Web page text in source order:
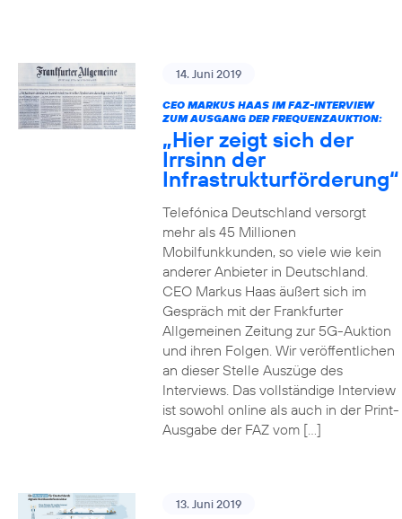
14. Juni 2019
CEO MARKUS HAAS IM FAZ-INTERVIEW
ZUM AUSGANG DER FREQUENZAUKTION:
„Hier zeigt sich der
Irrsinn der
Infrastrukturförderung“
Telefónica Deutschland versorgt
mehr als 45 Millionen
Mobilfunkkunden, so viele wie kein
anderer Anbieter in Deutschland.
CEO Markus Haas äußert sich im
Gespräch mit der Frankfurter
Allgemeinen Zeitung zur 5G-Auktion
und ihren Folgen. Wir veröffentlichen
an dieser Stelle Auszüge des
Interviews. Das vollständige Interview
ist sowohl online als auch in der Print-
Ausgabe der FAZ vom […]
13. Juni 2019